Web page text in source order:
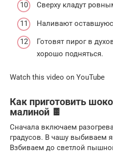
Сверху кладут
Наливают
Готовят пирог в
хорошо подняться.
Watch this video on YouTube
Как приготовить
малиной 🍫
Сначала включаем
градусов. В чашу выбиваем
Взбиваем до светлой